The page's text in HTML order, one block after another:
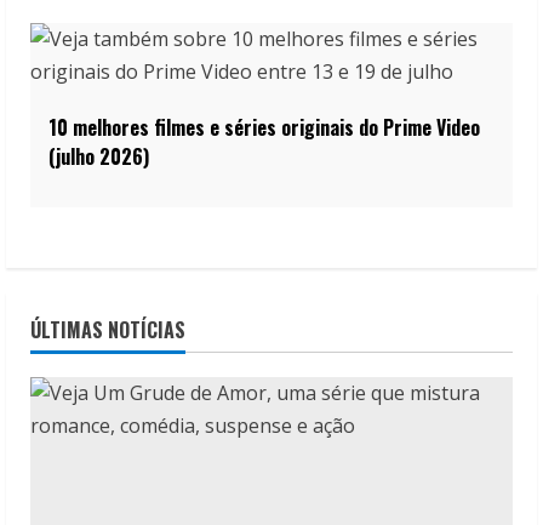
10 melhores filmes e séries originais do Prime Video
(julho 2026)
ÚLTIMAS NOTÍCIAS